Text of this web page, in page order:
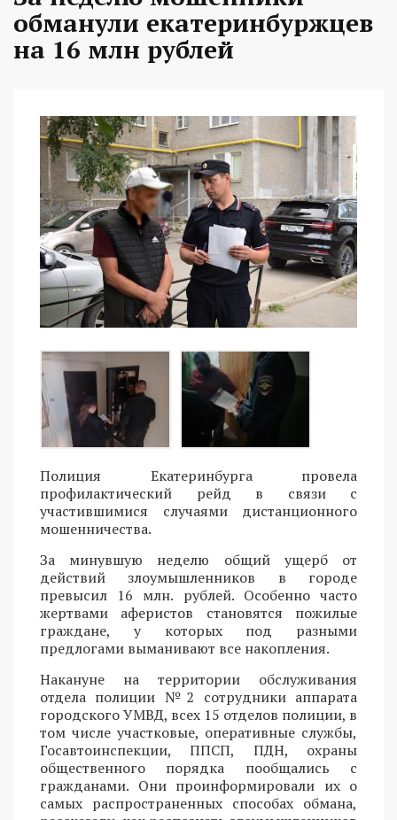
обманули екатеринбуржцев
на 16 млн рублей
Полиция Екатеринбурга провела
профилактический рейд в связи с
участившимися случаями дистанционного
мошенничества.
За минувшую неделю общий ущерб от
действий злоумышленников в городе
превысил 16 млн. рублей. Особенно часто
жертвами аферистов становятся пожилые
граждане, у которых под разными
предлогами выманивают все накопления.
Накануне на территории обслуживания
отдела полиции №2 сотрудники аппарата
городского УМВД, всех 15 отделов полиции, в
том числе участковые, оперативные службы,
Госавтоинспекции, ППСП, ПДН, охраны
общественного порядка пообщались с
гражданами. Они проинформировали их о
самых распространенных способах обмана,